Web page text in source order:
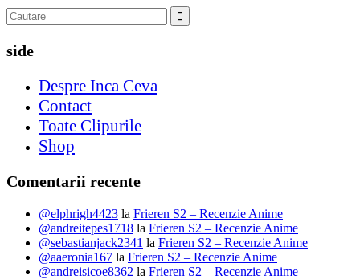
side
Despre Inca Ceva
Contact
Toate Clipurile
Shop
Comentarii recente
@elphrigh4423 la Frieren S2 – Recenzie Anime
@andreitepes1718 la Frieren S2 – Recenzie Anime
@sebastianjack2341 la Frieren S2 – Recenzie Anime
@aaeronia167 la Frieren S2 – Recenzie Anime
@andreisicoe8362 la Frieren S2 – Recenzie Anime